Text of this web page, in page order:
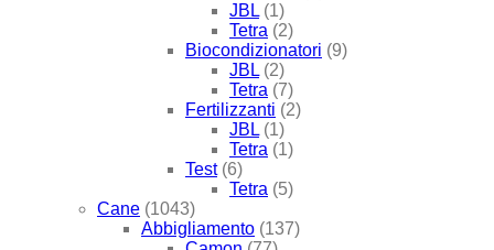
JBL (1)
Tetra (2)
Biocondizionatori (9)
JBL (2)
Tetra (7)
Fertilizzanti (2)
JBL (1)
Tetra (1)
Test (6)
Tetra (5)
Cane (1043)
Abbigliamento (137)